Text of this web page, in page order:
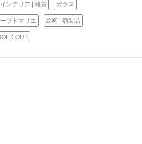
インテリア | 雑貨 ガラス
ブドマリエ 絵画 | 額装品
OUT